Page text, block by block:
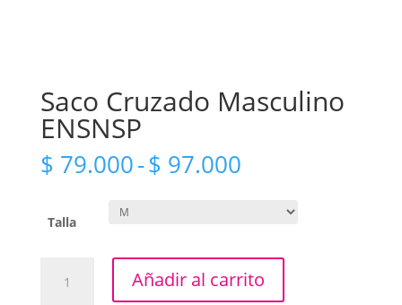
Saco Cruzado Masculino
ENSNSP
$ 79.000-$ 97.000Rango
precios:
desde
hasta
$ 97.000
Talla
Cruzado
Añadir al carrito